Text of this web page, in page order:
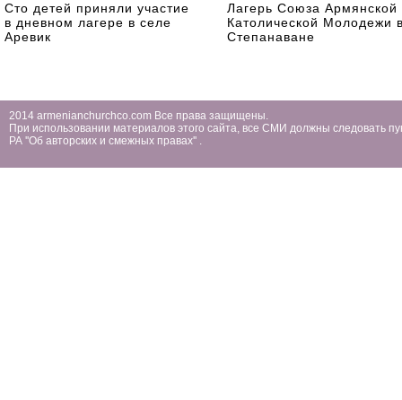
Сто детей приняли участие
в дневном лагере в селе
Аревик
Лагерь Союза Армянской
Католической Молодежи
Степанаване
2014 armenianchurchco.com Все права защищены.
При использовании материалов этого сайта, все СМИ должны следовать
РА ''Об авторских и смежных правах'' .